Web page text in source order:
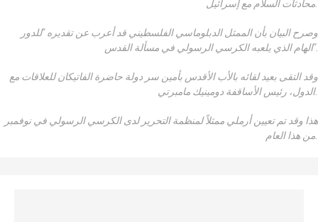
وصرح البيان بأن الممثل الدبلوماسي الفلسطيني قد أعرب عن تقديره "للدور
الهام الذي يلعبه الكرسي الرسولي في مسألة القدس".
وقد التقى بعيد لقائه بالأب الأقدس بأمين سر دولة حاضرة الفاتيكان للعلاقات مع
الدول، رئيس الأساقفة دومينيك مامبرتي.
هذا وقد تم تعيين أرملي ممثلاً لمنظمة التحرير لدى الكرسي الرسولي في نوفمبر